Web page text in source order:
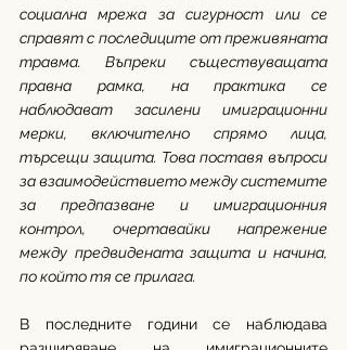
социална мрежа за сигурност или се
справят с последиците от преживяната
травма. Въпреки съществуващата
правна рамка, на практика се
наблюдават засилени имиграционни
мерки, включително спрямо лица,
търсещи защита. Това поставя въпроси
за взаимодействието между системите
за предпазване и имиграционния
контрол, очертавайки напрежение
между предвидената защита и начина,
по който тя се прилага.
В последните години се наблюдава